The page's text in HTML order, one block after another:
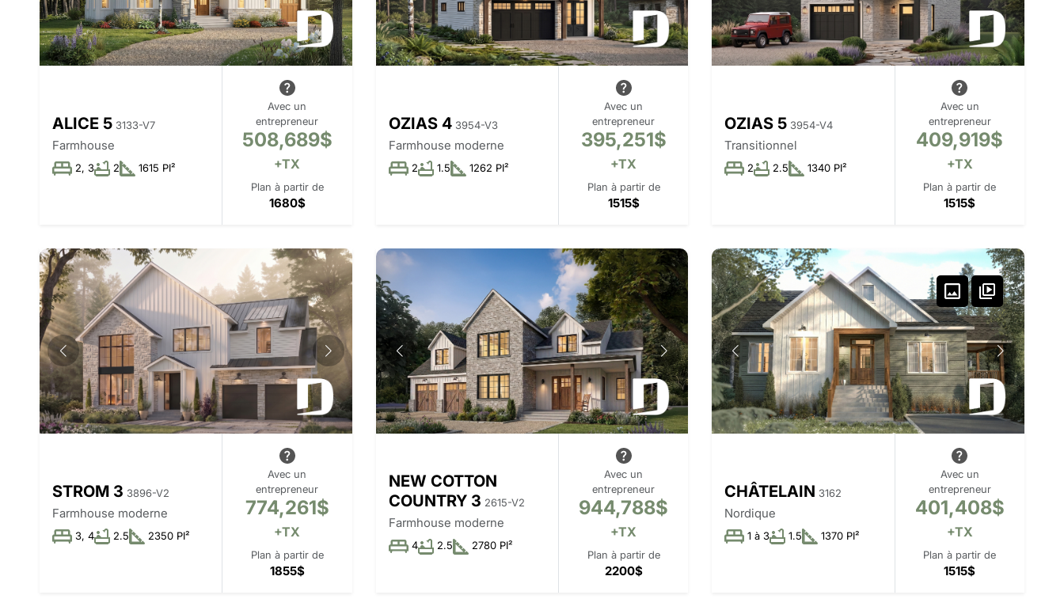
ALICE 5 3133-V7
Farmhouse
2, 3 2 1615 PI²
Avec un
entrepreneur
508,689$
+TX
Plan à partir de
1680$
OZIAS 4 3954-V3
Farmhouse moderne
2 1.5 1262 PI²
Avec un
entrepreneur
395,251$
+TX
Plan à partir de
1515$
OZIAS 5 3954-V4
Transitionnel
2 2.5 1340 PI²
Avec un
entrepreneur
409,919$
+TX
Plan à partir de
1515$
STROM 3 3896-V2
Farmhouse moderne
3, 4 2.5 2350 PI²
Avec un
entrepreneur
774,261$
+TX
Plan à partir de
1855$
NEW COTTON
COUNTRY 3 2615-V2
Farmhouse moderne
4 2.5 2780 PI²
Avec un
entrepreneur
944,788$
+TX
Plan à partir de
2200$
CHÂTELAIN 3162
Nordique
1 à 3 1.5 1370 PI²
Avec un
entrepreneur
401,408$
+TX
Plan à partir de
1515$